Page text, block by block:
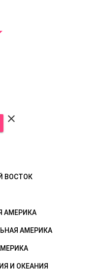

ВОСТОК
АМЕРИКА
АМЕРИКА
И ОКЕАНИЯ